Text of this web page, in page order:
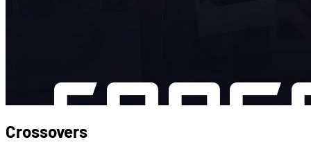
Crossovers